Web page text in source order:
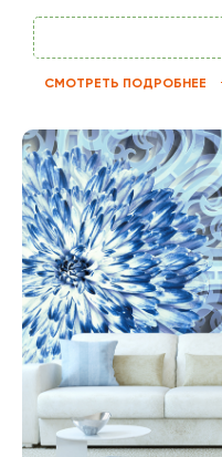
СМОТРЕТЬ ПОДРОБНЕЕ